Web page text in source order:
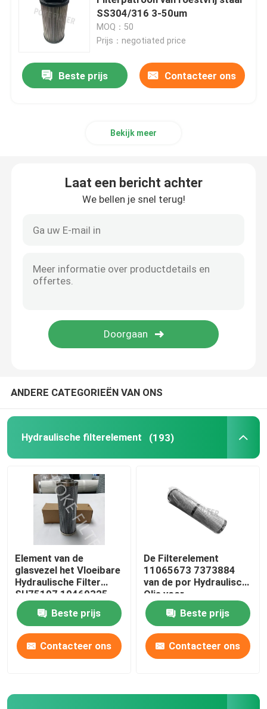
Het element van de luchtfilter
De Patroon van de vacuümpompfilter
Diesel Filterpatroon
Filter hars In entrepot
het element van de waterfilter
Het Element van de kaarsfilter
SS304/316 3-50um
MOQ：50
Prijs：negotiated price
Beste prijs Contacteer ons
Bekijk meer
Laat een bericht achter
We bellen je snel terug!
ANDERE CATEGORIEËN VAN ONS
Hydraulische filterelement (193)
Element van de
glasvezel het Vloeibare
Hydraulische Filter
SH75197 10469325
SH75012 PT9330MPG
Beste prijs
Contacteer ons
De Filterelement
11065673 7373884
van de por Hydraulisch
Olie voor
Graafwerktuig Engine
Beste prijs
Contacteer ons